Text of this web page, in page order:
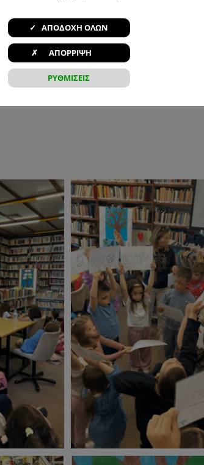
ΡΥΘΜΙΣΕΙΣ
✓ ΑΠΟΔΟΧΗ ΟΛΩΝ
✗ ΑΠΟΡΡΙΨΗ